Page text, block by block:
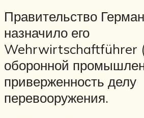
Правительство
назначило его
Wehrwirtschaftführer
оборонной
приверженность делу
перевооружения.